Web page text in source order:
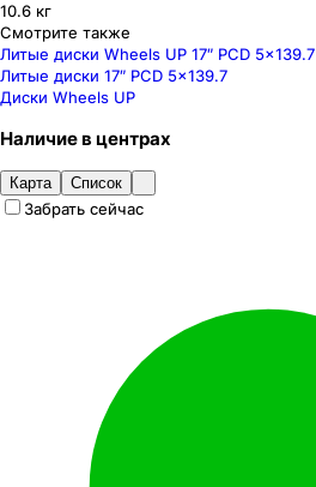
10.6 кг
Смотрите также
Литые диски Wheels UP 17″ PCD 5x139.7
Литые диски 17″ PCD 5x139.7
Диски Wheels UP
Наличиев центрах
Карта Список
Забрать сейчас